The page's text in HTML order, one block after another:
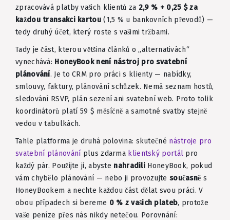
zpracovává platby vašich klientů za 2,9 % + 0,25 $ za
každou transakci kartou(1,5 % u bankovních převodů) —
tedy druhý účet, který roste s vašimi tržbami.
Tady je část, kterou většina článků o „alternativách“
vynechává: HoneyBook není nástroj pro svatební
plánování. Je to CRM pro práci s klienty — nabídky,
smlouvy, faktury, plánování schůzek. Nemá seznam hostů,
sledování RSVP, plán sezení ani svatební web. Proto tolik
koordinátorů platí 59 $ měsíčně a samotné svatby stejně
vedou v tabulkách.
Tahle platforma je druhá polovina: skutečné nástroje pro
svatební plánování plus zdarma klientský portál pro
každý pár. Použijte ji, abyste nahradili HoneyBook, pokud
vám chybělo plánování — nebo ji provozujte současně s
HoneyBookem a nechte každou část dělat svou práci. V
obou případech si bereme 0 % z vašich plateb, protože
vaše peníze přes nás nikdy netečou. Porovnání: